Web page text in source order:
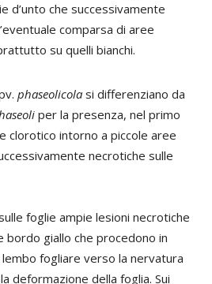
d’unto che successivamente
comparsa di aree
su quelli bianchi.
phaseolicola si differenziano da
per la presenza, nel primo
clorotico intorno a piccole aree
necrotiche sulle
foglie ampie lesioni necrotiche
giallo che procedono in
fogliare verso la nervatura
deformazione della foglia. Sui